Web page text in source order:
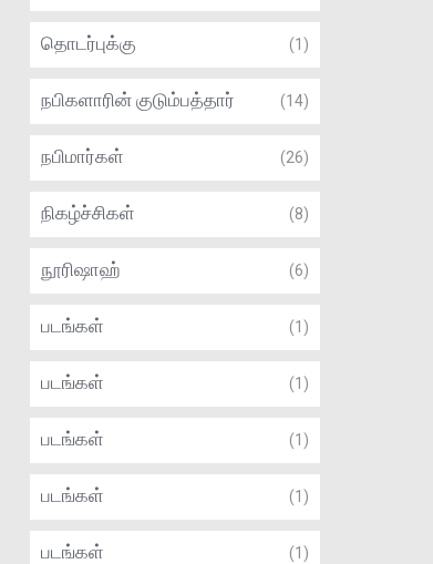
தொடர்புக்கு (1)
நபிகளாரின் குடும்பத்தார் (14)
நபிமார்கள் (26)
நிகழ்ச்சிகள் (8)
நூரிஷாஹ் (6)
படங்கள் (1)
படங்கள் (1)
படங்கள் (1)
படங்கள் (1)
படங்கள் (1)